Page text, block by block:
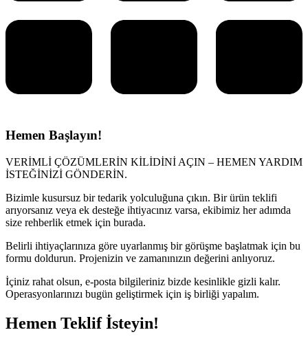
Hemen Başlayın!
VERİMLİ ÇÖZÜMLERİN KİLİDİNİ AÇIN – HEMEN YARDIM
İSTEĞİNİZİ GÖNDERİN.
Bizimle kusursuz bir tedarik yolculuğuna çıkın. Bir ürün teklifi
arıyorsanız veya ek desteğe ihtiyacınız varsa, ekibimiz her adımda
size rehberlik etmek için burada.
Belirli ihtiyaçlarınıza göre uyarlanmış bir görüşme başlatmak için bu
formu doldurun. Projenizin ve zamanınızın değerini anlıyoruz.
İçiniz rahat olsun, e-posta bilgileriniz bizde kesinlikle gizli kalır.
Operasyonlarınızı bugün geliştirmek için iş birliği yapalım.
Hemen Teklif İsteyin!